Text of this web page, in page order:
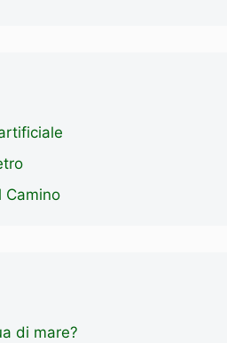
Camino
di mare?